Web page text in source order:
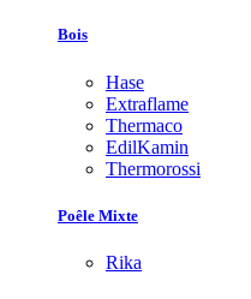
Bois
Hase
Extraflame
Thermaco
EdilKamin
Thermorossi
Poêle Mixte
Rika